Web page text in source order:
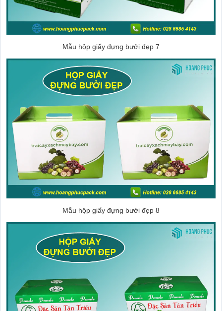
Mẫu hộp giấy đựng bưởi đẹp 7
Mẫu hộp giấy đựng bưởi đẹp 8